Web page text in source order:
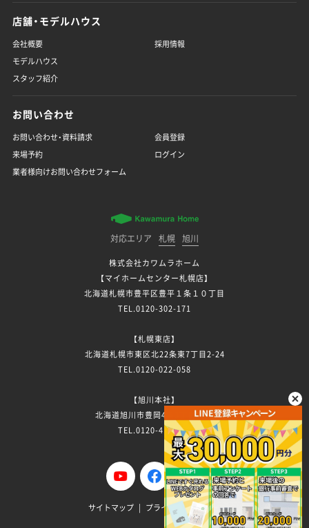
店舗・モデルハウス
会社概要
モデルハウス
スタッフ紹介
採用情報
お問い合わせ
お問い合わせ・資料請求
来場予約
業者様向けお問い合わせフォーム
会員登録
ログイン
対応エリア 札幌 旭川
株式会社カワムラホーム
【マイホームセンター札幌店】
北海道札幌市豊平区豊平１条１０丁目
TEL.0120-302-171
【札幌東店】
北海道札幌市東区北22条東7丁目2-24
TEL.0120-022-058
【旭川本社】
北海道旭川市豊岡4条3丁目7-13
TEL.0120-411-296
サイトマップ プライバシーポリシー